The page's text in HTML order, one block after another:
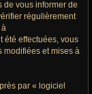
de vous informer de
régulièrement
à
été effectuées, vous
modifiées et mises à
par « logiciel